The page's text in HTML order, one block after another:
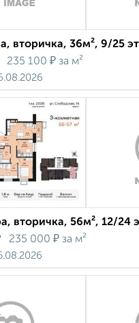
вторичка, 36м², 9/25
235 100 ₽ за м²
вторичка, 56м², 12/24
235 000 ₽ за м²